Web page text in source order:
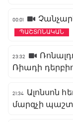
00:01
ՊԱՇՏՈՆԱԿԱՆ
23:32
Ռիադի
21:34 Ալոնսոն
մարզչի